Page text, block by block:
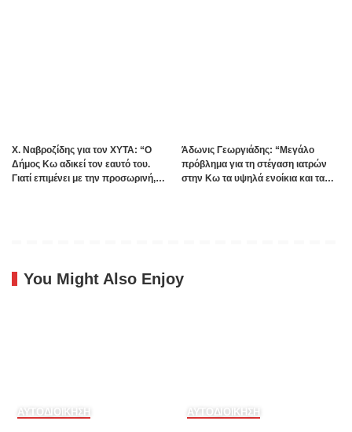
Χ. Ναβροζίδης για τον ΧΥΤΑ: “Ο
Δήμος Κω αδικεί τον εαυτό του.
Γιατί επιμένει με την προσωρινή,
Άδωνις Γεωργιάδης: “Μεγάλο
πρόβλημα για τη στέγαση ιατρών
στην Κω τα υψηλά ενοίκια και τα
You Might Also Enjoy
ΑΥΤΟΔΙΟΙΚΗΣΗ ΑΥΤΟΔΙΟΙΚΗΣΗ